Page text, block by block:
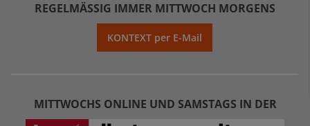
REGELMÄSSIG IMMER MITTWOCH MORGENS
KONTEXT per E-Mail
MITTWOCHS ONLINE UND SAMSTAGS IN DER